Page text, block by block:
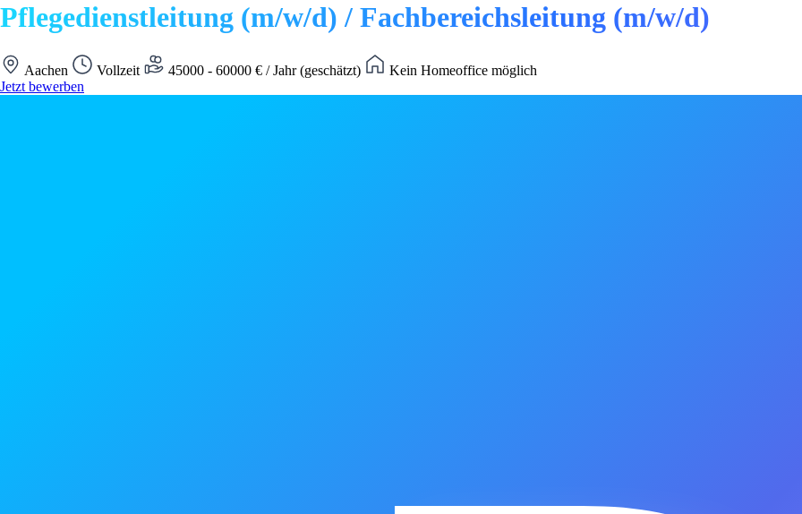
Pflegedienstleitung (m/w/d) / Fachbereichsleitung (m/w/d)
Aachen Vollzeit 45000 - 60000 € / Jahr (geschätzt)
Kein Homeoffice möglich
Jetzt bewerben